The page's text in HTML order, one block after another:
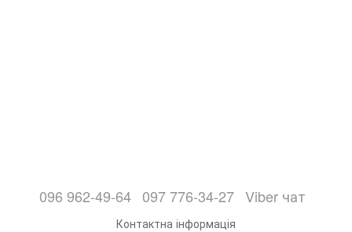
096 962-49-64 097 776-34-27 Viber чат
Контактна інформація